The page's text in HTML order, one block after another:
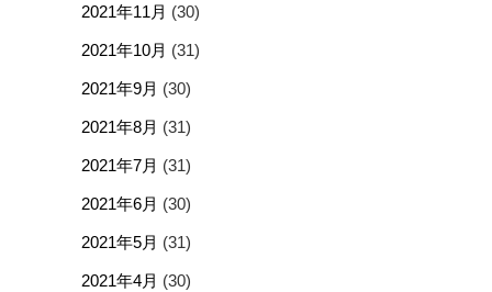
2021年11月 (30)
2021年10月 (31)
2021年9月 (30)
2021年8月 (31)
2021年7月 (31)
2021年6月 (30)
2021年5月 (31)
2021年4月 (30)